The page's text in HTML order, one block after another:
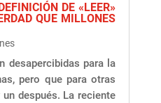
DE «LEER»
QUE MILLONES
desapercibidas para la
pero que para otras
después. La reciente